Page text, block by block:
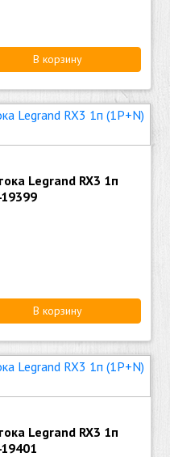
В корзину
Legrand RX3 1п
В корзину
Legrand RX3 1п